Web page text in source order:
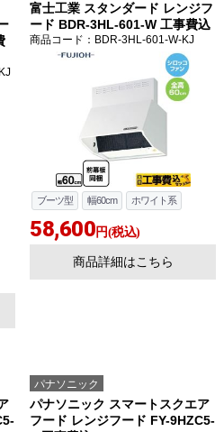
富士工業 スタンダード レンジフ
ード BDR-3HL-601-W 工事費込
商品コード ：BDR-3HL-601-W-KJ
ブーツ型 幅60cm ホワイト系
58,600円(税込)
商品詳細はこちら
パナソニック
パナソニック スマートスクエア
フード レンジフード FY-9HZC5-